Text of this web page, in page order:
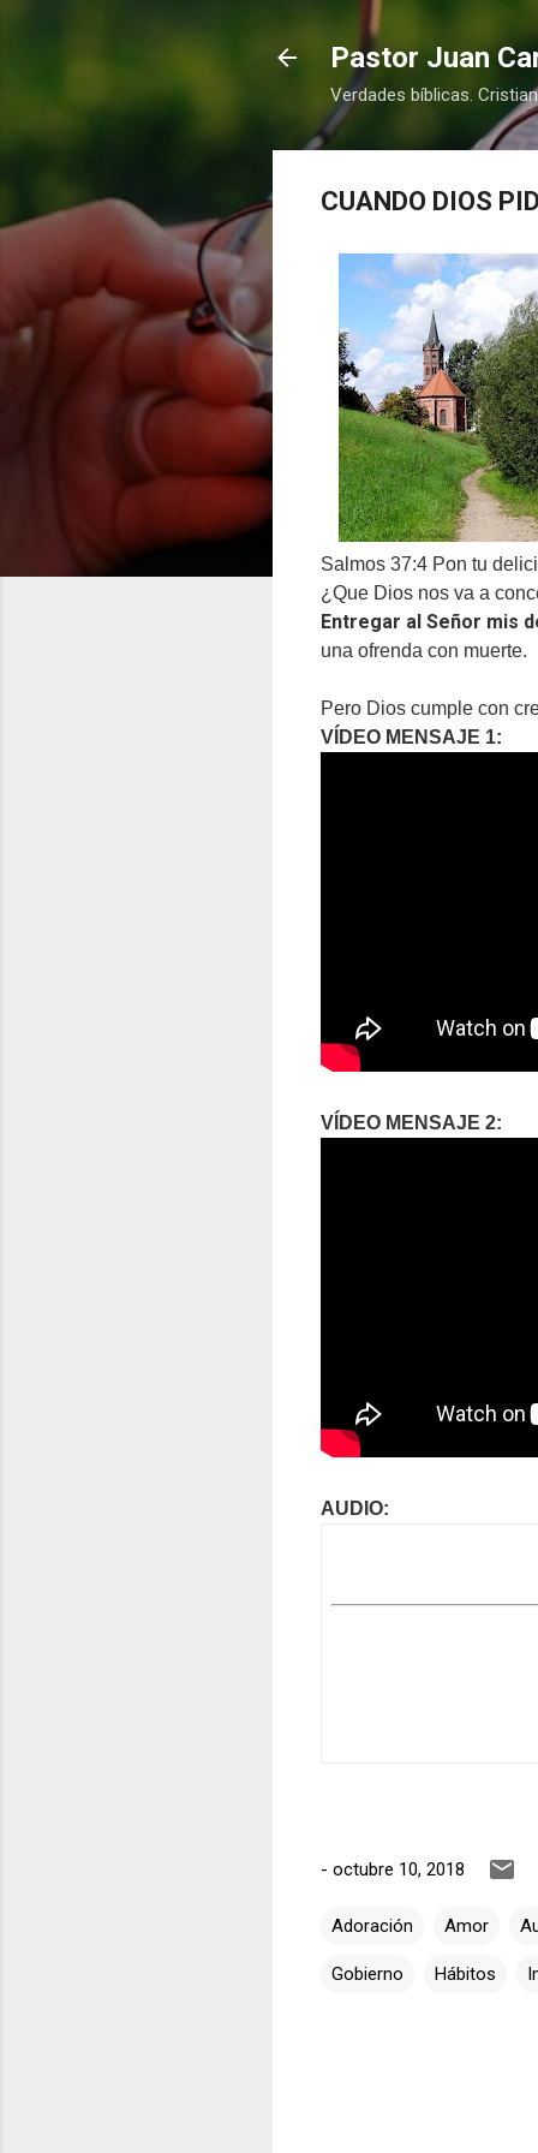
Pastor Juan
Verdades bíblicas.
CUANDO DIOS
Salmos 37:4 Pon tu
¿Que Dios nos va a
Entregar al Señor mis
una ofrenda con muerte.
Pero Dios cumple con
VÍDEO MENSAJE 1:
VÍDEO MENSAJE 2:
AUDIO:
- octubre 10, 2018
Adoración Amor
Gobierno Hábitos
COMPRAR